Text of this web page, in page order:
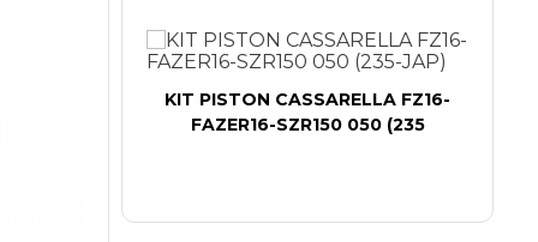
KIT PISTON CASSARELLA FZ16-
FAZER16-SZR150 050 (235